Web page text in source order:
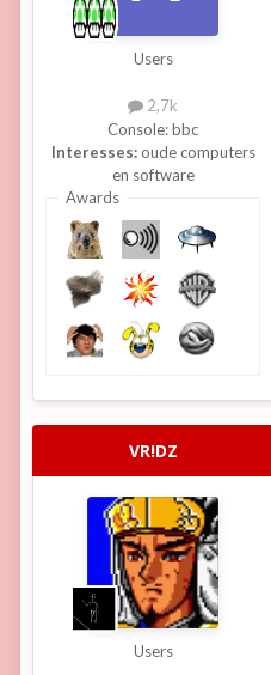
Users
2,7k
Console:bbc
Interesses:oude computers
en software
Awards
VR!DZ
Users